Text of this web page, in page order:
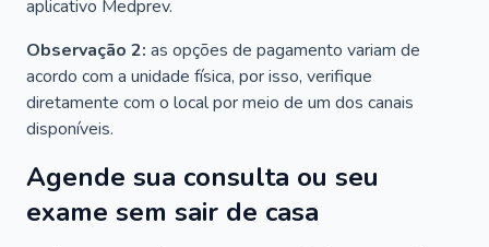
aplicativo Medprev.
Observação 2: as opções de pagamento variam de
acordo com a unidade física, por isso, verifique
diretamente com o local por meio de um dos canais
disponíveis.
Agende sua consulta ou seu
exame sem sair de casa